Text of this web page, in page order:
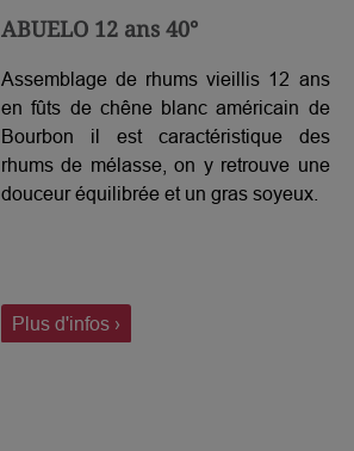
ABUELO 12 ans 40°
Assemblage de rhums vieillis 12 ans
en fûts de chêne blanc américain de
Bourbon il est caractéristique des
rhums de mélasse, on y retrouve une
douceur équilibrée et un gras soyeux.
Plus d'infos ›